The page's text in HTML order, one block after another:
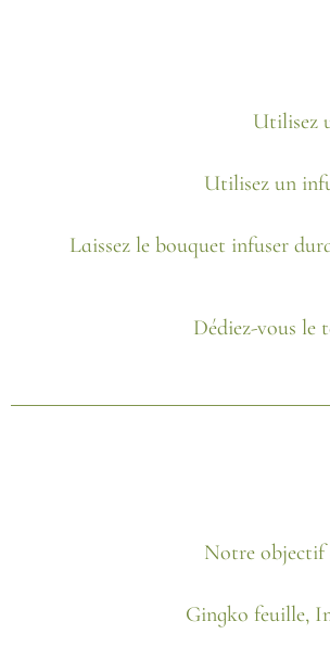
Utilisez
Utilisez un
Laissez le bouquet infuser
Dédiez-vous le
Notre objectif
Gingko feuille,